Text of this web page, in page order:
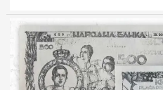
rudar
novčanice?